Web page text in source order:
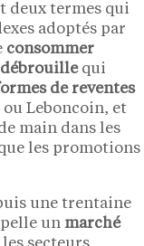
deux termes qui
adoptés par
consommer
débrouillequi
de reventes
Leboncoin, et
main dans les
les promotions
une trentaine
un marché